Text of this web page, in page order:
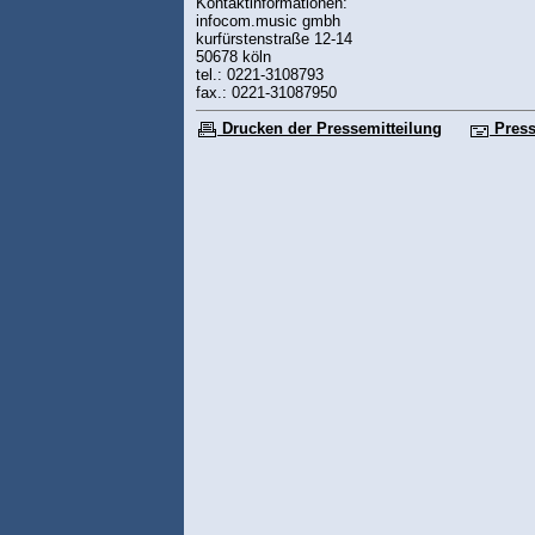
infocom.music gmbh
kurfürstenstraße 12-14
50678 köln
tel.: 0221-3108793
fax.: 0221-31087950
Drucken der Pressemitteilung